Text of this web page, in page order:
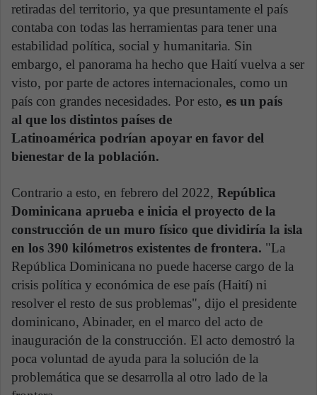
retiradas del territorio, ya que presuntamente el país
contaba con todas las herramientas para tener una
estabilidad política, social y humanitaria. Sin
embargo, el panorama ha hecho que Haití vuelva a ser
visto, por parte de actores internacionales, como un
país con grandes necesidades. Por esto, es un país
al que los distintos países de
Latinoamérica podrían apoyar en favor del
bienestar de la población.
Contrario a esto, en febrero del 2022, República
Dominicana aprueba e inicia el proyecto de la
construcción de un muro físico que dividiría la isla
en los 390 kilómetros existentes de frontera. "La
República Dominicana no puede hacerse cargo de la
crisis política y económica de ese país (Haití) ni
resolver el resto de sus problemas", dijo el presidente
dominicano, Abinader, en el marco del acto de
inauguración de la construcción. El acto demostró la
poca voluntad de ayuda para la solución de la
problemática que se desarrolla al otro lado de la